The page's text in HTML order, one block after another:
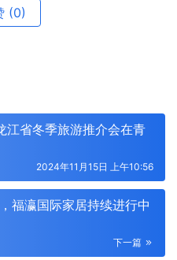
(0)
江省冬季旅游推介会在青
2024年11月15日 上午10:56
福瀛国际家居持续进行中
下一篇